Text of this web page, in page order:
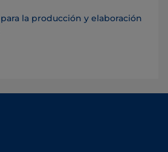
la producción y elaboración